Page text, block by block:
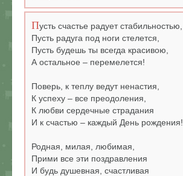
Пусть счастье радует стабильностью,
Пусть радуга под ноги стелется,
Пусть будешь ты всегда красивою,
А остальное – перемелется!
Поверь, к теплу ведут ненастия,
К успеху – все преодоления,
К любви сердечные страдания
И к счастью – каждый День рождения!
Родная, милая, любимая,
Прими все эти поздравления
И будь душевная, счастливая